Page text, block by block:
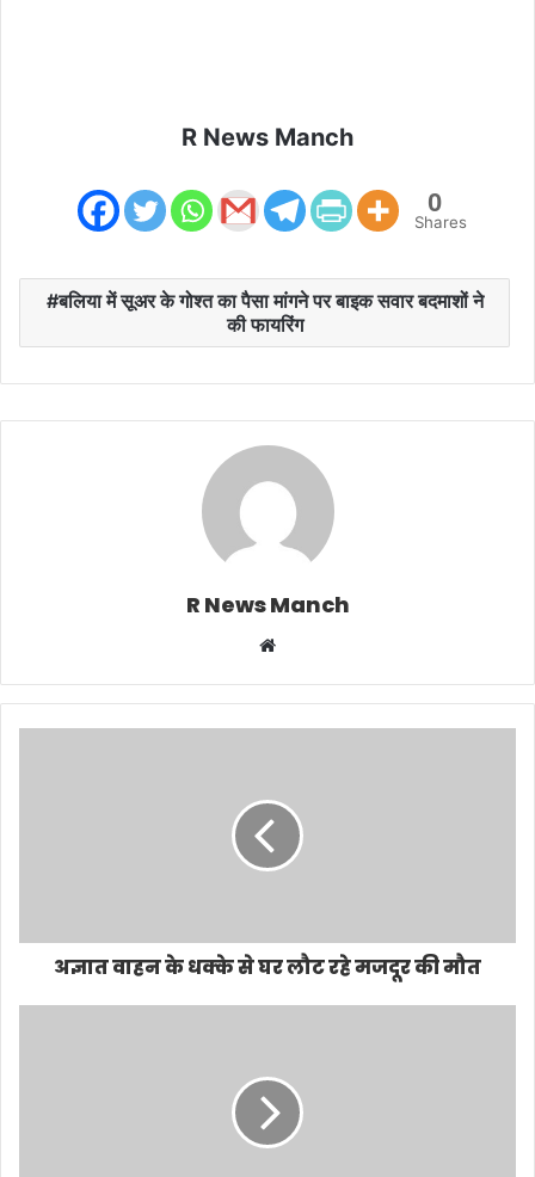
R News Manch
0
Shares
बलिया में सूअर के गोश्त का पैसा मांगने पर बाइक सवार बदमाशों ने
की फायरिंग
R News Manch
Website
अज्ञात वाहन के धक्के से घर लौट रहे मजदूर की मौत